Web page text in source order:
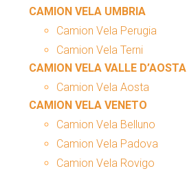
CAMION VELA UMBRIA
Camion Vela Perugia
Camion Vela Terni
CAMION VELA VALLE D’AOSTA
Camion Vela Aosta
CAMION VELA VENETO
Camion Vela Belluno
Camion Vela Padova
Camion Vela Rovigo